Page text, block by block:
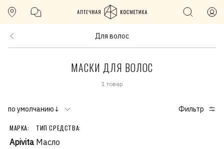
Для волос
МАСКИ ДЛЯ ВОЛОС
1 товар
по умолчанию↓ Фильтр
МАРКА:
Apivita
ТИП СРЕДСТВА:
Масло